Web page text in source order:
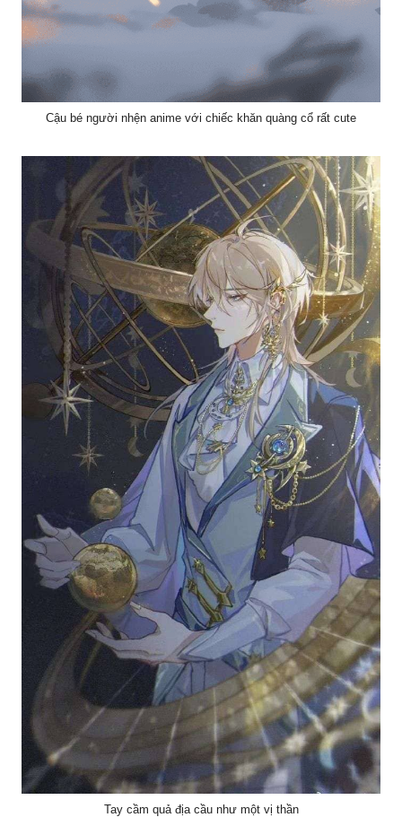
Cậu bé người nhện anime với chiếc khăn quàng cổ rất cute
Tay cầm quả địa cầu như một vị thần